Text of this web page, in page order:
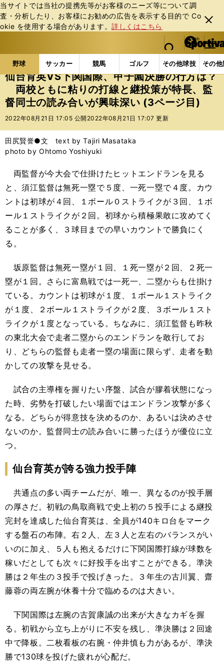
当サイトでは当社の提携先等がお客様のニーズ等について調
査・分析したり、お客様にお勧めの広告を表⽰する⽬的で Co
okie を使⽤する場合があります。詳しくはこちら
閉じ
る
web Sportiva (webスポルティーバ)
検索
マイペ
ー
ジ
メニュ
野球 サッカー 競馬 ゴルフ その他球技 その
b
ス
ポ
テ
ー
バ
野球の記事一覧 高校野球他 仙台育英VS下関国際
仙台育英VS下関国際、甲子園決勝の行方は？
両校ともに粘りの打線と継投策が特長、監
督同士の読み合いが興味深い (3ページ目)
2022年08月21日 17:05 公開 2022年08月21日 17:07 更新
田尻賢誉●文 text by Tajiri Masataka
photo by Ohtomo Yoshiyuki
両監督が今大会で仕掛けたヒットエンドランを見る
と、須江監督は無死一塁で５度、一死一塁で４度。カウ
ントは初球が４回、１ボール０ストライクが３回、１ボ
ール１ストライクが２回。初球から積極果敢に攻めてく
ることが多く、３球目までの早いカウントで勝負にく
る。
坂原監督は無死一塁が１回、１死一塁が２回、２死一
塁が１回。さらに富島戦では一死一、二塁からも仕掛け
ている。カウントは初球が１度、１ボール１ストライク
が１度、２ボール１ストライクが２度、３ボール１スト
ライクが１度となっている。ちなみに、須江監督も昨秋
の東北大会で走者二塁からのエンドランを敢行してお
り、どちらの監督も走者一塁の場面に限らず、走者を動
かしての攻撃を見せる。
試合の主導権を握りたい序盤、試合が膠着状態になっ
た時、劣勢を打破したい場面ではエンドラン攻撃が多く
なる。どちらが得意技を決めるのか、あるいは決めさせ
ないのか。監督同士の読み合いに勝ったほうが優位に立
つ。
仙台育英が誇る強力投手陣
共通点の多い両チームだが、唯一、異なるのが投手層
の厚さだ。初戦の鳥取商戦で史上初の５投手による継投
完封を達成した仙台育英は、全員が140キロ台をマーク
する盤石の布陣。右２人、左３人と左右のバランスがい
いのに加え、５人も抱えるだけに下関国際打線が球数を
稼いだとしても次々に好投手を出すことができる。準決
勝は２年生の３投手で投げきった。３年生の古川翼、齋
藤蓉の両左腕が休養十分で臨めるのは大きい。
下関国際は左腕の古賀康誠の出来が大きなカギを握
る。初戦から立ち上がりに不安を残し、準決勝は２回途
中で降板。二枚看板の右腕・仲井慎も力があるが、準決
勝で130球を投げた疲れが心配だ。